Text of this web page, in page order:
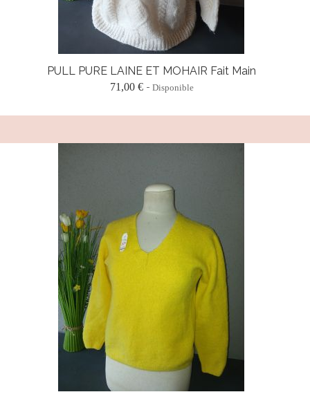
PULL PURE LAINE ET MOHAIR Fait Main
71,00 € Disponible